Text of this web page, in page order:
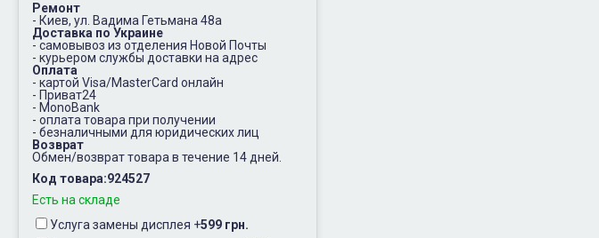
Ремонт
- Киев, ул. Вадима Гетьмана 48а
Доставка по Украине
- самовывоз из отделения Новой Почты
- курьером службы доставки на адрес
Оплата
- картой Visa/MasterCard онлайн
- Приват24
- MonoBank
- оплата товара при получении
- безналичными для юридических лиц
Возврат
Обмен/возврат товара в течение 14 дней.
Код товара:924527
Есть на складе
Услуга замены дисплея +599 грн.